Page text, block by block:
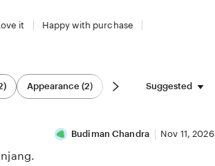
it
Happy with purchase
Appearance (2) Suggested
Budiman Chandra Nov 11, 2026